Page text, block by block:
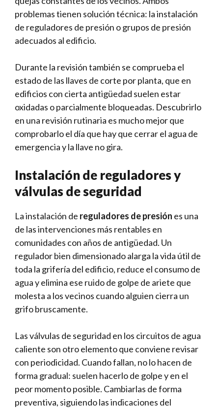
problemas tienen solución técnica: la instalación
de reguladores de presión o grupos de presión
adecuados al edificio.
Durante la revisión también se comprueba el
estado de las llaves de corte por planta, que en
edificios con cierta antigüedad suelen estar
oxidadas o parcialmente bloqueadas. Descubrirlo
en una revisión rutinaria es mucho mejor que
comprobarlo el día que hay que cerrar el agua de
emergencia y la llave no gira.
Instalación de reguladores y
válvulas de seguridad
La instalación de reguladores de presión es una
de las intervenciones más rentables en
comunidades con años de antigüedad. Un
regulador bien dimensionado alarga la vida útil de
toda la grifería del edificio, reduce el consumo de
agua y elimina ese ruido de golpe de ariete que
molesta a los vecinos cuando alguien cierra un
grifo bruscamente.
Las válvulas de seguridad en los circuitos de agua
caliente son otro elemento que conviene revisar
con periodicidad. Cuando fallan, no lo hacen de
forma gradual: suelen hacerlo de golpe y en el
peor momento posible. Cambiarlas de forma
preventiva, siguiendo las indicaciones del